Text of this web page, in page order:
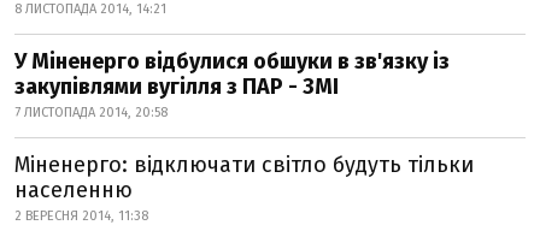
8 ЛИСТОПАДА 2014, 14:21
У Міненерго відбулися обшуки в зв'язку із
закупівлями вугілля з ПАР - ЗМІ
7 ЛИСТОПАДА 2014, 20:58
Міненерго: відключати світло будуть тільки
населенню
2 ВЕРЕСНЯ 2014, 11:38